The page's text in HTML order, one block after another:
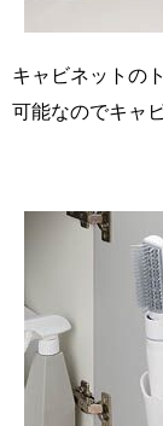
キャビネットの
可能なのでキャ